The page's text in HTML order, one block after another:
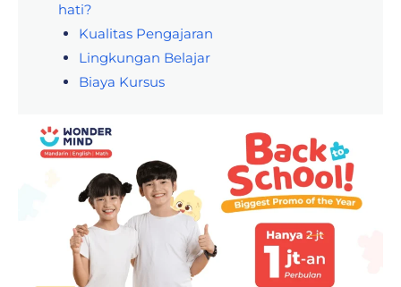
hati?
Kualitas Pengajaran
Lingkungan Belajar
Biaya Kursus